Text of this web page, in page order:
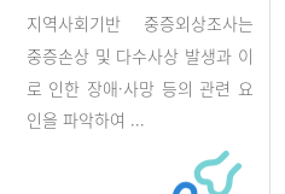
지역사회기반 중증외상조사는
중증손상 및 다수사상 발생과 이
로 인한 장애·사망 등의 관련 요
인을 파악하여 ...